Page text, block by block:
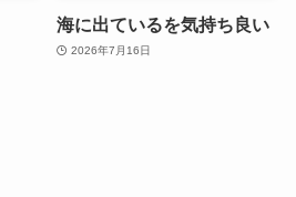
海に出ているを気持ち良い
2026年7月16日